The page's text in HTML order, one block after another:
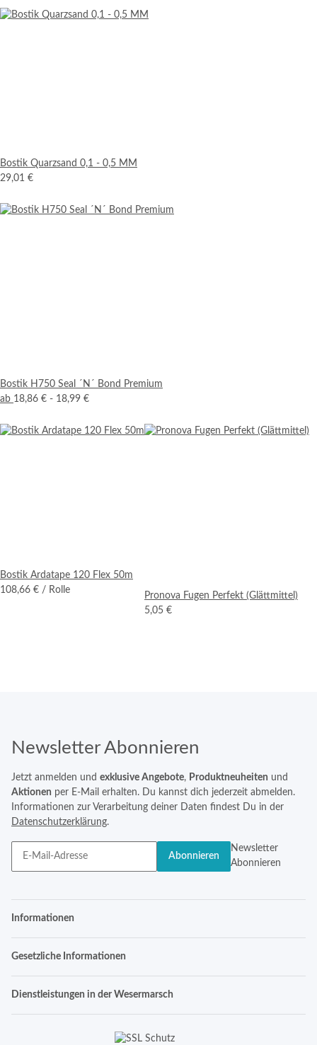
Bostik Quarzsand 0,1 - 0,5 MM
29,01 €
Bostik H750 Seal ´N´ Bond Premium
ab 18,86 € - 18,99 €
Bostik Ardatape 120 Flex 50m
108,66 € / Rolle
Pronova Fugen Perfekt (Glättmittel)
5,05 €
Newsletter Abonnieren
Jetzt anmelden und exklusive Angebote, Produktneuheiten und
Aktionen per E-Mail erhalten. Du kannst dich jederzeit abmelden.
Informationen zur Verarbeitung deiner Daten findest Du in der
Datenschutzerklärung.
Abonnieren
Newsletter
Abonnieren
Informationen
Gesetzliche Informationen
Dienstleistungen in der Wesermarsch